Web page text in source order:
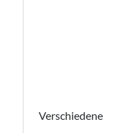
Verschiedene